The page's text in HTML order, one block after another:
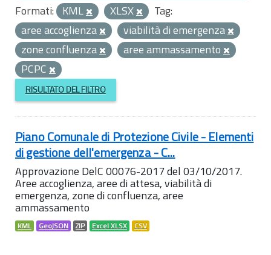
Formati: KML XLSX
Tag:
aree accoglienza
viabilità di emergenza
zone confluenza
aree ammassamento
PCPC
RISULTATO DEL FILTRO
Piano Comunale di Protezione Civile - Elementi
di gestione dell'emergenza - C...
Approvazione DelC 00076-2017 del 03/10/2017.
Aree accoglienza, aree di attesa, viabilità di
emergenza, zone di confluenza, aree
ammassamento
KML GeoJSON ZIP Excel XLSX CSV